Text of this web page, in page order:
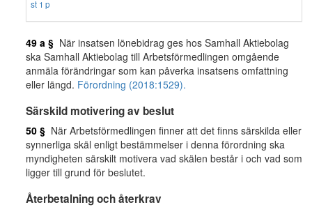
st 1 p
49 a § När insatsen lönebidrag ges hos Samhall Aktiebolag
ska Samhall Aktiebolag till Arbetsförmedlingen omgående
anmäla förändringar som kan påverka insatsens omfattning
eller längd. Förordning (2018:1529).
Särskild motivering av beslut
50 § När Arbetsförmedlingen finner att det finns särskilda eller
synnerliga skäl enligt bestämmelser i denna förordning ska
myndigheten särskilt motivera vad skälen består i och vad som
ligger till grund för beslutet.
Återbetalning och återkrav